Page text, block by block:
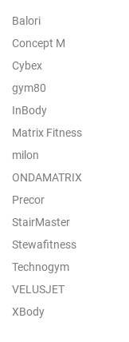
Balori
Concept M
Cybex
gym80
InBody
Matrix Fitness
milon
ONDAMATRIX
Precor
StairMaster
Stewafitness
Technogym
VELUSJET
XBody